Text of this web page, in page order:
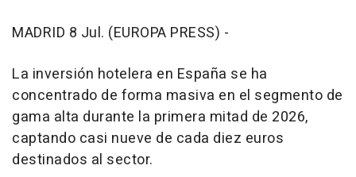
MADRID 8 Jul. (EUROPA PRESS) -
La inversión hotelera en España se ha
concentrado de forma masiva en el segmento de
gama alta durante la primera mitad de 2026,
captando casi nueve de cada diez euros
destinados al sector.